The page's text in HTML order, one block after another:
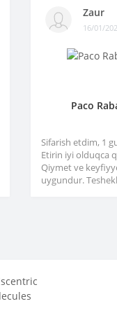
Zaur
16/01/
Paco
Sifarish etdim, 1
Etirin iyi olduqca
Qiymet ve
uygundur.